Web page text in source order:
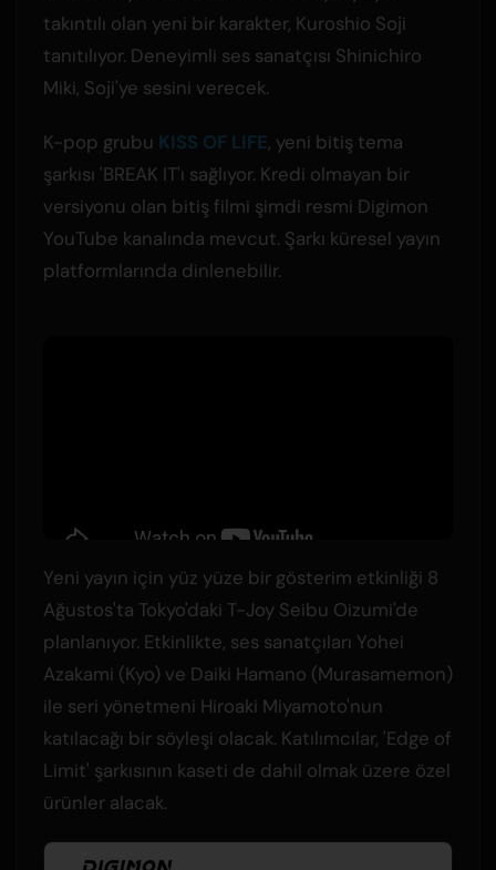
takıntılı olan yeni bir karakter, Kuroshio Soji
tanıtılıyor. Deneyimli ses sanatçısı Shinichiro
Miki, Soji'ye sesini verecek.
K-pop grubu KISS OF LIFE, yeni bitiş tema
şarkısı 'BREAK IT'ı sağlıyor. Kredi olmayan bir
versiyonu olan bitiş filmi şimdi resmi Digimon
YouTube kanalında mevcut. Şarkı küresel yayın
platformlarında dinlenebilir.
Yeni yayın için yüz yüze bir gösterim etkinliği 8
Ağustos'ta Tokyo'daki T-Joy Seibu Oizumi'de
planlanıyor. Etkinlikte, ses sanatçıları Yohei
Azakami (Kyo) ve Daiki Hamano (Murasamemon)
ile seri yönetmeni Hiroaki Miyamoto'nun
katılacağı bir söyleşi olacak. Katılımcılar, 'Edge of
Limit' şarkısının kaseti de dahil olmak üzere özel
ürünler alacak.